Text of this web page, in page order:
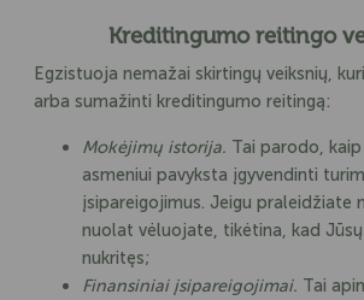
Kreditingumo reitingo
Egzistuoja nemažai skirtingų veiksnių,
arba sumažinti kreditingumo reitingą:
Mokėjimų istorija. Tai parodo,
asmeniui pavyksta įgyvendinti
įsipareigojimus. Jeigu praleidžiate
nuolat vėluojate, tikėtina, kad
nukritęs;
Finansiniai įsipareigojimai. Tai